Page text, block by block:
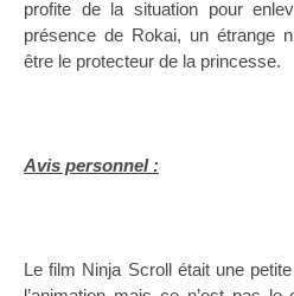
profite de la situation pour
présence de Rokai, un étrange
être le protecteur de la princesse.
Avis personnel :
Le film Ninja Scroll était une